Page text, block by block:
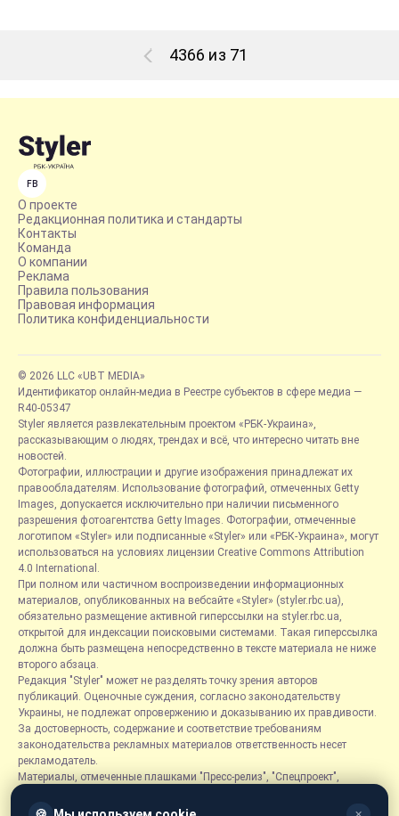
4366 из 71
FB
О проекте
Редакционная политика и стандарты
Контакты
Команда
О компании
Реклама
Правила пользования
Правовая информация
Политика конфиденциальности
© 2026 LLC «UBT MEDIA»
Идентификатор онлайн-медиа в Реестре субъектов в сфере медиа —
R40-05347
Styler является развлекательным проектом «РБК-Украина»,
рассказывающим о людях, трендах и всё, что интересно читать вне
новостей.
Фотографии, иллюстрации и другие изображения принадлежат их
правообладателям. Использование фотографий, отмеченных Getty
Images, допускается исключительно при наличии письменного
разрешения фотоагентства Getty Images. Фотографии, отмеченные
логотипом «Styler» или подписанные «Styler» или «РБК-Украина», могут
использоваться на условиях лицензии Creative Commons Attribution
4.0 International.
При полном или частичном воспроизведении информационных
материалов, опубликованных на вебсайте «Styler» (styler.rbc.ua),
обязательно размещение активной гиперссылки на styler.rbc.ua,
открытой для индексации поисковыми системами. Такая гиперссылка
должна быть размещена непосредственно в тексте материала не ниже
второго абзаца.
Редакция "Styler" может не разделять точку зрения авторов
публикаций. Оценочные суждения, согласно законодательству
Украины, не подлежат опровержению и доказыванию их правдивости.
За достоверность, содержание и соответствие требованиям
законодательства рекламных материалов ответственность несет
рекламодатель.
Материалы, отмеченные плашками "Пресс-релиз", "Спецпроект",
размещаются на правах рекламы.